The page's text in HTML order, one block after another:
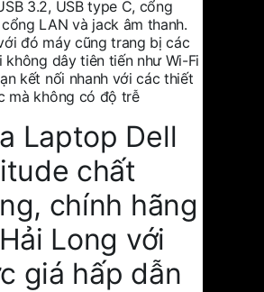
3.2, USB type C, cổng
cổng LAN và jack âm thanh.
đó máy cũng trang bị các
không dây tiên tiến như Wi-Fi
kết nối nhanh với các thiết
mà không có độ trễ
Laptop Dell
chất
chính hãng
Hải Long với
giá hấp dẫn